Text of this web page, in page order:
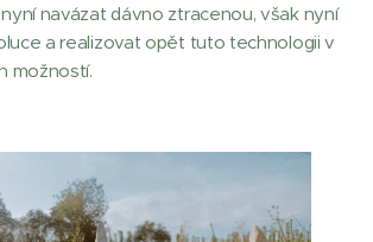
navázat dávno ztracenou, však nyní
a realizovat opět tuto technologii v
možností.